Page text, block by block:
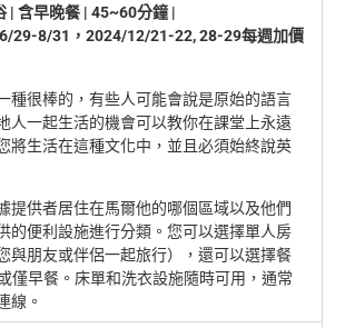
| 含早晚餐 | 45~60分鐘 |
29-8/31，2024/12/21-22, 28-29每週加價
種很棒的，有些人可能會說是原始的語言
人一起生活的機會可以教你在課堂上永遠
將生活在這種文化中，並且必須始終說英
提供者居住在馬爾他的哪個區域以及他們
的便利設施進行分類。您可以選擇單人房
與朋友或伴侶一起旅行），還可以選擇餐
僅早餐。床單和洗衣設施隨時可用，通常
線。